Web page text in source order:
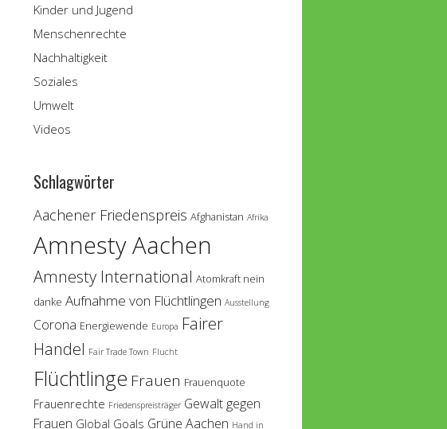
Kinder und Jugend
Menschenrechte
Nachhaltigkeit
Soziales
Umwelt
Videos
Schlagwörter
Aachener Friedenspreis Afghanistan Afrika
Amnesty Aachen
Amnesty International Atomkraft nein
danke Aufnahme von Flüchtlingen Ausstellung
Corona Energiewende Europa Fairer
Handel Fair Trade Town Flucht
Flüchtlinge Frauen Frauenquote
Frauenrechte Friedenspreisträger Gewalt gegen
Frauen Global Goals Grüne Aachen Hand in